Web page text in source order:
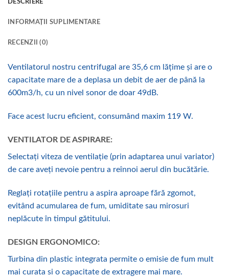
DESCRIERE
INFORMAȚII SUPLIMENTARE
RECENZII (0)
Ventilatorul nostru centrifugal are 35,6 cm lățime și are o
capacitate mare de a deplasa un debit de aer de până la
600m3/h, cu un nivel sonor de doar 49dB.
Face acest lucru eficient, consumând maxim 119 W.
VENTILATOR DE ASPIRARE:
Selectați viteza de ventilație (prin adaptarea unui variator)
de care aveți nevoie pentru a reînnoi aerul din bucătărie.
Reglați rotațiile pentru a aspira aproape fără zgomot,
evitând acumularea de fum, umiditate sau mirosuri
neplăcute în timpul gătitului.
DESIGN ERGONOMICO:
Turbina din plastic integrata permite o emisie de fum mult
mai curata si o capacitate de extragere mai mare.